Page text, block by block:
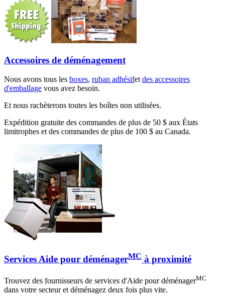
Accessoires de déménagement
Nous avons tous les boxes, ruban adhésifetdes accessoires
d'emballage vous avez besoin.
Et nous rachèterons toutes les boîtes non utilisées.
Expédition gratuite des commandes de plus de 50 $ aux États
limitrophes et des commandes de plus de 100 $ au Canada.
Services Aide pour déménagerMC à proximité
Trouvez des fournisseurs de services d'Aide pour déménagerMC
dans votre secteur et déménagez deux fois plus vite.